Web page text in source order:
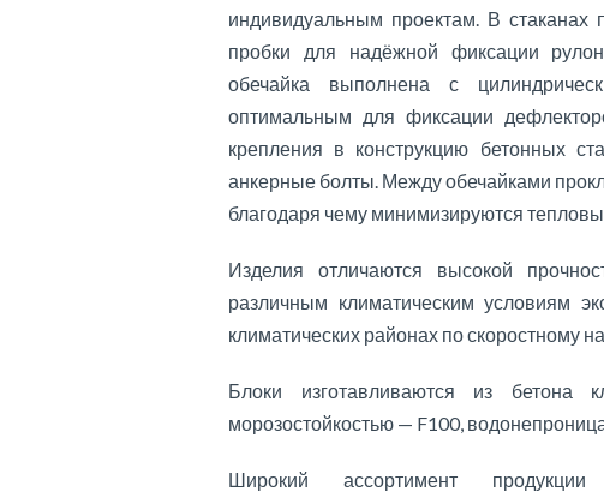
индивидуальным проектам. В
пробки для надёжной фиксации
обечайка выполнена с
оптимальным для фиксации
крепления в конструкцию бетонных
анкерные болты. Между обечайками
благодаря чему минимизируются
Изделия отличаются высокой
различным климатическим условиям
климатических районах по скоростному
Блоки изготавливаются из
морозостойкостью — F100,
Широкий ассортимент